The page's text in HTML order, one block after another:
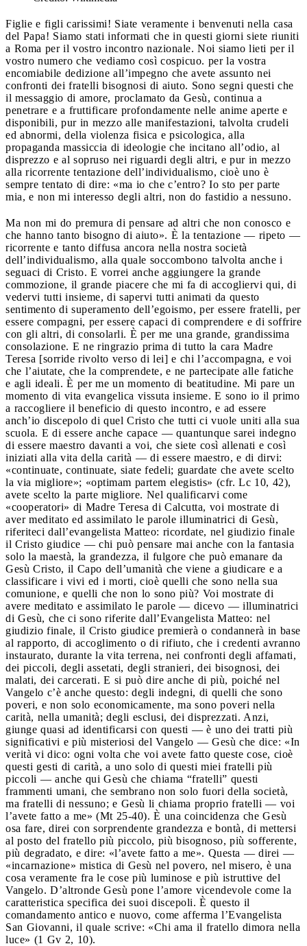
Figlie e figli carissimi! Siate veramente i benvenuti nella casa
del Papa! Siamo stati informati che in questi giorni siete riuniti
a Roma per il vostro incontro nazionale. Noi siamo lieti per il
vostro numero che vediamo così cospicuo. per la vostra
encomiabile dedizione all’impegno che avete assunto nei
confronti dei fratelli bisognosi di aiuto. Sono segni questi che
il messaggio di amore, proclamato da Gesù, continua a
penetrare e a fruttificare profondamente nelle anime aperte e
disponibili, pur in mezzo alle manifestazioni, talvolta crudeli
ed abnormi, della violenza fisica e psicologica, alla
propaganda massiccia di ideologie che incitano all’odio, al
disprezzo e al sopruso nei riguardi degli altri, e pur in mezzo
alla ricorrente tentazione dell’individualismo, cioè uno è
sempre tentato di dire: «ma io che c’entro? Io sto per parte
mia, e non mi interesso degli altri, non do fastidio a nessuno.
Ma non mi do premura di pensare ad altri che non conosco e
che hanno tanto bisogno di aiuto». È la tentazione — ripeto —
ricorrente e tanto diffusa ancora nella nostra società
dell’individualismo, alla quale soccombono talvolta anche i
seguaci di Cristo. E vorrei anche aggiungere la grande
commozione, il grande piacere che mi fa di accogliervi qui, di
vedervi tutti insieme, di sapervi tutti animati da questo
sentimento di superamento dell’egoismo, per essere fratelli, per
essere compagni, per essere capaci di comprendere e di soffrire
con gli altri, di consolarli. È per me una grande, grandissima
consolazione. E ne ringrazio prima di tutto la cara Madre
Teresa [sorride rivolto verso di lei] e chi l’accompagna, e voi
che l’aiutate, che la comprendete, e ne partecipate alle fatiche
e agli ideali. È per me un momento di beatitudine. Mi pare un
momento di vita evangelica vissuta insieme. E sono io il primo
a raccogliere il beneficio di questo incontro, e ad essere
anch’io discepolo di quel Cristo che tutti ci vuole uniti alla sua
scuola. E di essere anche capace — quantunque sarei indegno
di essere maestro davanti a voi, che siete così allenati e così
iniziati alla vita della carità — di essere maestro, e di dirvi:
«continuate, continuate, siate fedeli; guardate che avete scelto
la via migliore»; «optimam partem elegistis» (cfr. Lc 10, 42),
avete scelto la parte migliore. Nel qualificarvi come
«cooperatori» di Madre Teresa di Calcutta, voi mostrate di
aver meditato ed assimilato le parole illuminatrici di Gesù,
riferiteci dall’evangelista Matteo: ricordate, nel giudizio finale
il Cristo giudice — chi può pensare mai anche con la fantasia
solo la maestà, la grandezza, il fulgore che può emanare da
Gesù Cristo, il Capo dell’umanità che viene a giudicare e a
classificare i vivi ed i morti, cioè quelli che sono nella sua
comunione, e quelli che non lo sono più? Voi mostrate di
avere meditato e assimilato le parole — dicevo — illuminatrici
di Gesù, che ci sono riferite dall’Evangelista Matteo: nel
giudizio finale, il Cristo giudice premierà o condannerà in base
al rapporto, di accoglimento o di rifiuto, che i credenti avranno
instaurato, durante la vita terrena, nei confronti degli affamati,
dei piccoli, degli assetati, degli stranieri, dei bisognosi, dei
malati, dei carcerati. E si può dire anche di più, poiché nel
Vangelo c’è anche questo: degli indegni, di quelli che sono
poveri, e non solo economicamente, ma sono poveri nella
carità, nella umanità; degli esclusi, dei disprezzati. Anzi,
giunge quasi ad identificarsi con questi — è uno dei tratti più
significativi e più misteriosi del Vangelo — Gesù che dice: «In
verità vi dico: ogni volta che voi avete fatto queste cose, cioè
questi gesti di carità, a uno solo di questi miei fratelli più
piccoli — anche qui Gesù che chiama “fratelli” questi
frammenti umani, che sembrano non solo fuori della società,
ma fratelli di nessuno; e Gesù li chiama proprio fratelli — voi
l’avete fatto a me» (Mt 25-40). È una coincidenza che Gesù
osa fare, direi con sorprendente grandezza e bontà, di mettersi
al posto del fratello più piccolo, più bisognoso, più sofferente,
più degradato, e dire: «l’avete fatto a me». Questa — direi —
«incarnazione» mistica di Gesù nel povero, nel misero, è una
cosa veramente fra le cose più luminose e più istruttive del
Vangelo. D’altronde Gesù pone l’amore vicendevole come la
caratteristica specifica dei suoi discepoli. È questo il
comandamento antico e nuovo, come afferma l’Evangelista
San Giovanni, il quale scrive: «Chi ama il fratello dimora nella
luce» (1 Gv 2, 10).